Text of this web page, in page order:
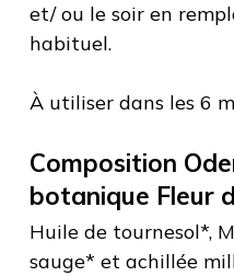
et/ ou le soir en
habituel.
À utiliser dans les 6
Composition
botanique Fleur
Huile de tournesol*,
sauge* et achillée